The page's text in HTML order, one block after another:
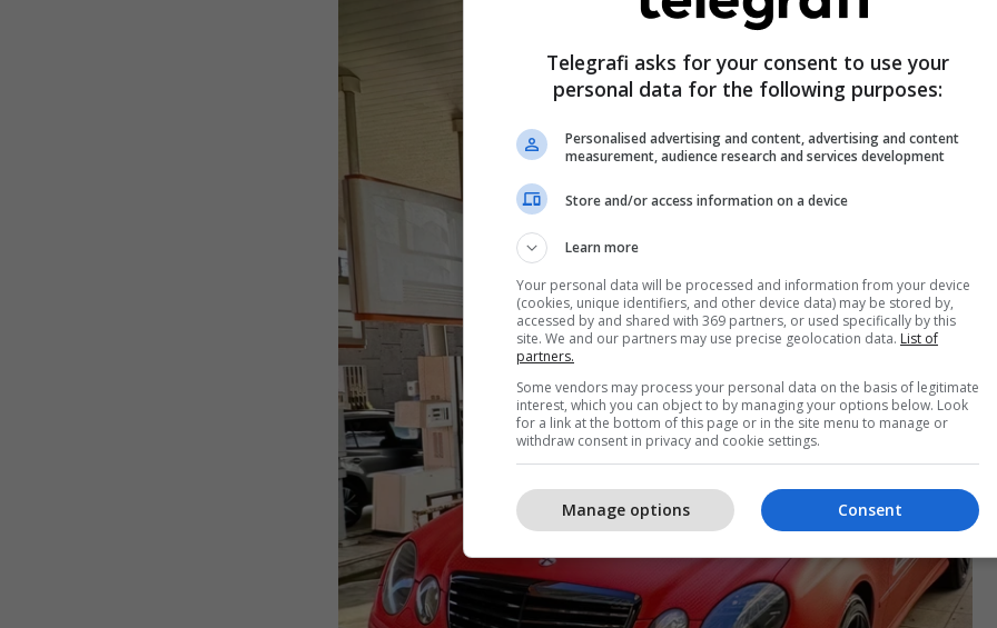
Telegrafi asks for your consent to use your
personal data for the following purposes:
Personalised advertising and content, advertising and content
measurement, audience research and services development
Store and/or access information on a device
Learn more
Your personal data will be processed and information from your device
(cookies, unique identifiers, and other device data) may be stored by,
accessed by and shared with 369 partners, or used specifically by this
site. We and our partners may use precise geolocation data. List of
partners.
Some vendors may process your personal data on the basis of legitimate
interest, which you can object to by managing your options below. Look
for a link at the bottom of this page or in the site menu to manage or
withdraw consent in privacy and cookie settings.
Consent
Manage options